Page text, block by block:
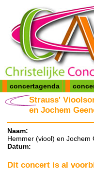
concertagenda
Strauss'
en Jochem
Naam:
Hemmer (viool) en Jochem
Datum:
Dit concert is al